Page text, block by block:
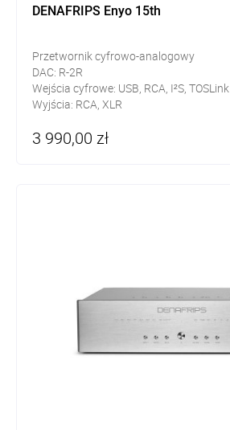
DENAFRIPS Enyo 15th
Przetwornik cyfrowo-analogowy
DAC: R-2R
Wejścia cyfrowe: USB, RCA, I²S, TOSLink
Wyjścia: RCA, XLR
FPGA
3 990,00 zł